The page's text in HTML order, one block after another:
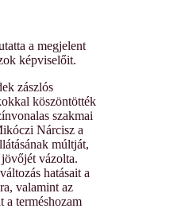
a megjelent
képviselőit.
zászlós
köszöntötték
szakmai
Nárcisz a
múltját,
vázolta.
hatásait a
valamint az
a terméshozam